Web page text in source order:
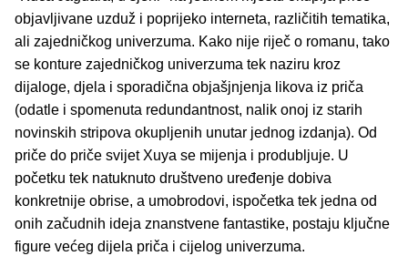
objavljivane uzduž i poprijeko interneta, različitih tematika,
ali zajedničkog univerzuma. Kako nije riječ o romanu, tako
se konture zajedničkog univerzuma tek naziru kroz
dijaloge, djela i sporadična objašjnjenja likova iz priča
(odatle i spomenuta redundantnost, nalik onoj iz starih
novinskih stripova okupljenih unutar jednog izdanja). Od
priče do priče svijet Xuya se mijenja i produbljuje. U
početku tek natuknuto društveno uređenje dobiva
konkretnije obrise, a umobrodovi, ispočetka tek jedna od
onih začudnih ideja znanstvene fantastike, postaju ključne
figure većeg dijela priča i cijelog univerzuma.